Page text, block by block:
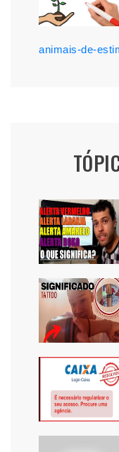
animais-de-